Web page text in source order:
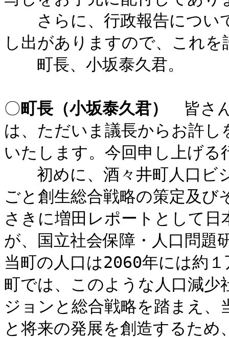
さらに、行政報告につい
し出がありますので、これを
町長、小坂泰久君。
〇町長（小坂泰久君）
皆さ
は、ただいま議長からお許
いたします。今回申し上げ
初めに、酒々井町人口ビ
ごと創生総合戦略の策定及
さきに増田レポートとして
が、国立社会保障・人口問題
当町の人口は2060年には約
町では、このような人口減少
ジョンと総合戦略を踏まえ、
と将来の発展を創造するた